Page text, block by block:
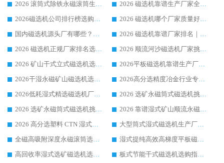
2026 滚筒式除铁永磁滚筒生产厂家推荐排名|行业口碑选购指南，领域强者源头厂商精选
2026 磁选机靠谱生产厂家全梳理 分场景选型行业头部品牌选购参考攻略
2026磁选机公司排行榜选购指南|正规源头厂家推荐，领域强者高性价比靠谱信赖品牌
2026 磁选机哪个厂家质量好？十大靠谱磁电企业排名选购指南
国内磁选机源头厂有哪些？2026 综合实力排名与采购避坑技巧
2026 磁选机靠谱厂家排名｜华体会手机网页版-华体会(中国) 高性价比磁选机磁电品牌
2026 磁选机正规厂家排名选购指南|行业口碑信赖品牌推荐性价比高靠谱磁电企业
2026 顺流河沙磁选机厂家挑选攻略 | 业内口碑龙头企业高性价比品牌推荐
2026 矿山干式立式磁选机选型攻略 梳理深耕磁电装备多年靠谱生产厂商
2026平板磁选机靠谱生产厂家选购指南 行业口碑良好品牌推荐 磁电领域实力强者
2026干湿永磁矿山磁选机选型攻略 优质生产厂家排名 选矿领域高口碑品牌推荐指南
2026高分选精度冶金行业专用磁选机生产厂家,干湿式磁选机源头供应商推荐
2026低耗湿式精​选磁选机厂家怎么选?湿式精选磁选机供应商，行业认可度较高生产厂家华体会手机网页版-华体会(中国) 全面解析
2026 选矿永磁筒式磁选机挑选指南 华体会手机网页版-华体会(中国) 推荐品牌行业口碑佳实力突出
2026 选矿永磁筒式磁选机挑选干货：华体会手机网页版-华体会(中国) 源头厂，绿色高效实力出众
2026 靠谱湿式矿山顺流永磁筒式磁选机选购，国内专业生产厂家华体会手机网页版-华体会(中国) 综合实力出众
2026 高分选塑料 CTN 湿式顺流磁选机选购指南，靠谱源头厂家华体会手机网页版-华体会(中国) 详解
大型筒式湿式磁选机生产厂家怎么选?华体会手机网页版-华体会(中国) 设备口碑广受行业认可
全磁高吸附深度永磁滚筒选购指南 业内口碑稳定磁电设备生产厂家详细推荐
湿式提纯高效高梯度平板磁选机靠谱设备源头厂商华体会手机网页版-华体会(中国) 综合测评
高回收率湿式选矿磁选机选购指南 业内口碑磁电设备生产厂家实力解析
板式节能干式磁选机选购指南，源头生产厂家华体会手机网页版-华体会(中国) 综合实力可观